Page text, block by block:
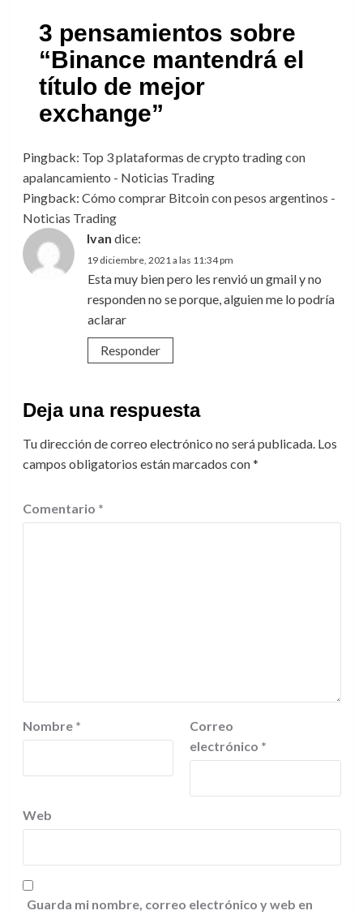
3 pensamientos sobre
“Binance mantendrá el
título de mejor
exchange”
Pingback: Top 3 plataformas de crypto trading con
apalancamiento - Noticias Trading
Pingback: Cómo comprar Bitcoin con pesos argentinos -
Noticias Trading
Ivan dice:
19 diciembre, 2021 a las 11:34 pm
Esta muy bien pero les renvió un gmail y no
responden no se porque, alguien me lo podría
aclarar
Responder
Deja una respuesta
Tu dirección de correo electrónico no será publicada. Los
campos obligatorios están marcados con*
Comentario *
Nombre *
Correo
electrónico *
Web
Guarda mi nombre, correo electrónico y web en